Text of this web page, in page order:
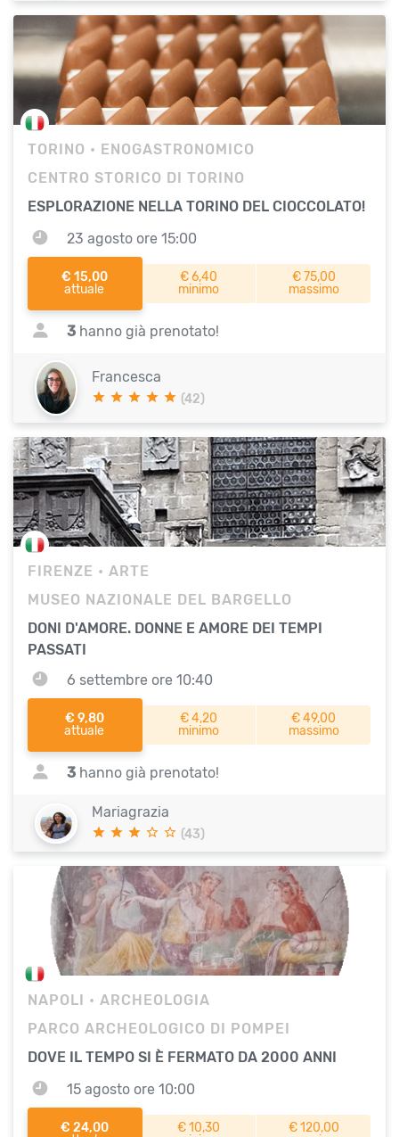
TORINO • ENOGASTRONOMICO
CENTRO STORICO DI TORINO
ESPLORAZIONE NELLA TORINO DEL CIOCCOLATO!
23 agosto ore 15:00
€ 15,00
attuale
€ 6,40
minimo
€ 75,00
massimo
3 hanno già prenotato!
Francesca
(42)
FIRENZE • ARTE
MUSEO NAZIONALE DEL BARGELLO
DONI D'AMORE. DONNE E AMORE DEI TEMPI
PASSATI
6 settembre ore 10:40
€ 9,80
attuale
€ 4,20
minimo
€ 49,00
massimo
3 hanno già prenotato!
Mariagrazia
(43)
NAPOLI
• ARCHEOLOGIA
PARCO ARCHEOLOGICO DI POMPEI
DOVE IL TEMPO SI È FERMATO DA 2000 ANNI
15 agosto ore 10:00
€ 24,00
€ 10,30
€ 120,00